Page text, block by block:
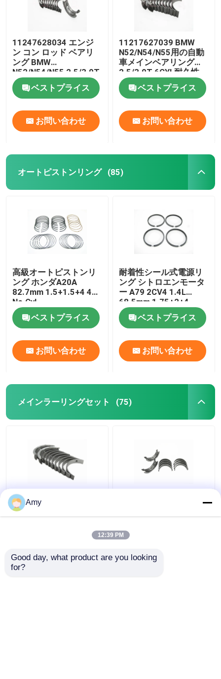
11247628034 エンジ
ン コン ロッド ベアリ
ング BMW
N52/N54/N55 2.5/3.0T
6CYL耐磨
ベストプライス
お問い合わせ
11217627039 BMW
N52/N54/N55用の自動
車メインベアリング
2.5/3.0T 6CYL耐久性
ベストプライス
お問い合わせ
オートピストンリング (85)
高級オートピストンリ
ング ホンダA20A
82.7mm 1.5+1.5+4 4
No.Cyl
ベストプライス
お問い合わせ
耐着性シール式電源リ
ング シトロエンモータ
ー A79 2CV4 1.4L
68.5mm 1.75+2+4
ベストプライス
お問い合わせ
メインラーリングセット (75)
ヒルマンエンジン メイ
ンベアリングセット
ー 1.3LS 75221637 高
ハイルマン エンジン コ
ベンジャー 1.3LS
75221632 ハイ デュー
Amy
12:39 PM
Good day, what product are you looking
for?